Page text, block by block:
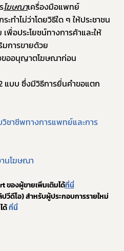
โฆษณาเครื่องมือแพทย์
ทำไม่ว่าโดยวิธีใด ๆ ให้ประชาชน
พื่อประโยชน์ทางการค้าและให้
การขายด้วย
ขออนุญาตโฆษณาก่อน
ชาชีพทางการแพทย์และการ
นโฆษณา
ของผู้ขายเพิ่มเติมได้ที่นี่
วีดีโอ) สำหรับผู้ประกอบการรายใหม่
ได้ ที่นี่